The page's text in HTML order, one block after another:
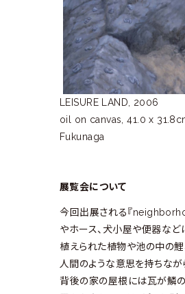
LEISURE LAND, 2006
oil on canvas, 41.0 x
Fukunaga
展覧会について
今回出展される『
やホース、犬小屋や便器など
植えられた植物や池の中の鯉
人間のような意思を持ちなが
背後の家の屋根には瓦が鱗の